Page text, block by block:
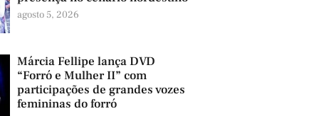
agosto 5, 2026
Márcia Fellipe lança DVD
“Forró e Mulher II” com
participações de grandes vozes
femininas do forró